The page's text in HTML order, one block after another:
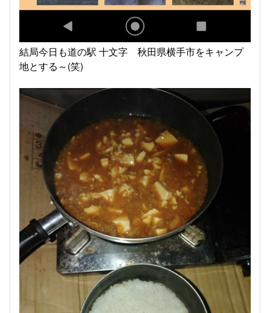
結局今日も道の駅 十文字 秋田県横手市をキャンプ
地とする～(笑)